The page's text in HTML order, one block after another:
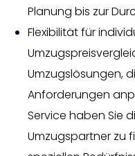
Planung bis zur
Flexibilität für
Umzugslösungen,
Anforderungen
Service haben Sie
Umzugspartner zu